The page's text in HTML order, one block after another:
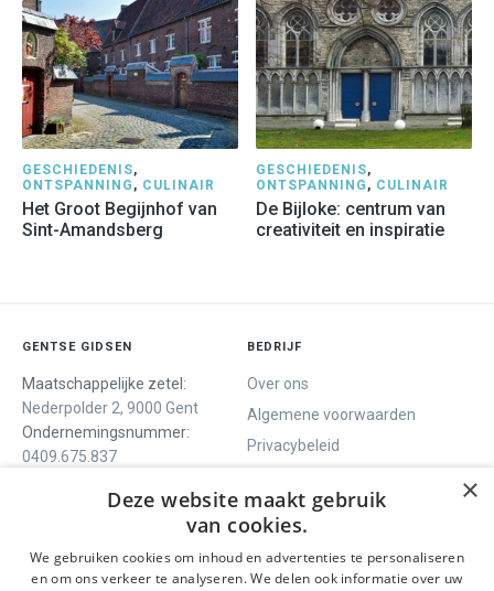
GESCHIEDENIS,
ONTSPANNING , CULINAIR
Het Groot Begijnhof van
Sint-Amandsberg
GESCHIEDENIS,
ONTSPANNING , CULINAIR
De Bijloke: centrum van
creativiteit en inspiratie
GENTSE GIDSEN
Maatschappelijke zetel:
Nederpolder 2, 9000 Gent
Ondernemingsnummer:
0409.675.837
BEDRIJF
Over ons
Algemene voorwaarden
Privacybeleid
ONS AANBOD SOCIALS
×
Deze website maakt gebruik
van cookies.
We gebruiken cookies om inhoud en advertenties te personaliseren
en om ons verkeer te analyseren. We delen ook informatie over uw